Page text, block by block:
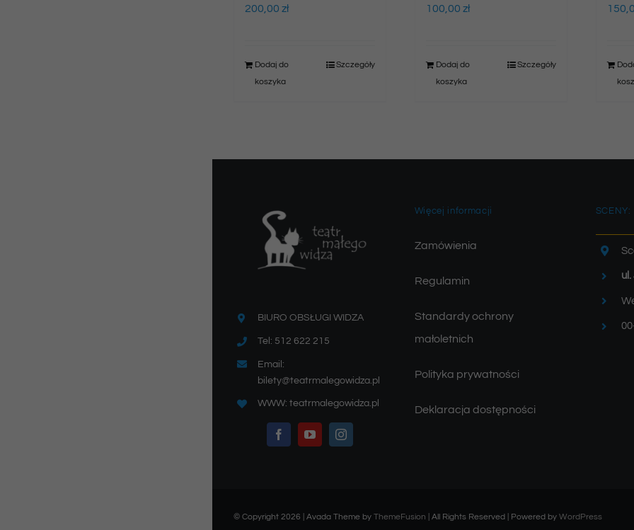
200,00 zł
Dodaj do
koszyka
Szczegóły
100,00 zł
Dodaj do
koszyka
Szczegóły
BIURO OBSŁUGI WIDZA
Tel: 512 622 215
Email:
bilety@teatrmalegowidza.pl
WWW: teatrmalegowidza.pl
Więcej informacji
Zamówienia
Regulamin
Standardy ochrony
małoletnich
Polityka prywatności
Deklaracja dostępności
SCENY:
© Copyright 2026 | Avada Theme by ThemeFusion | All Rights Reserved | Powered by WordPress